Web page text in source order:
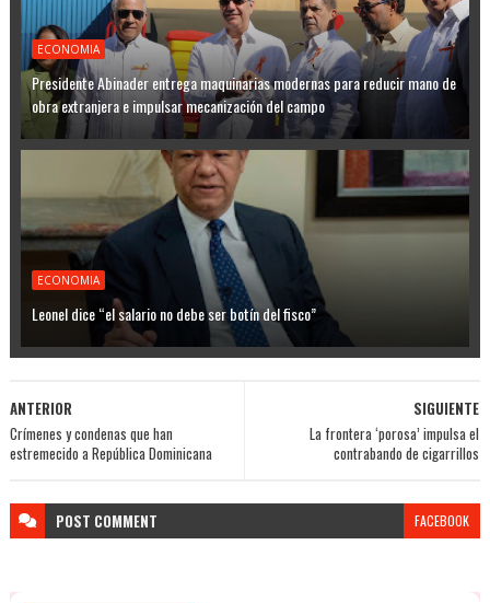
ECONOMIA
Presidente Abinader entrega maquinarias modernas para reducir mano de
obra extranjera e impulsar mecanización del campo
ECONOMIA
Leonel dice “el salario no debe ser botín del fisco”
SIGUIENTE
La frontera ‘porosa’ impulsa el
contrabando de cigarrillos
ANTERIOR
Crímenes y condenas que han
estremecido a República Dominicana
POST COMMENT FACEBOOK